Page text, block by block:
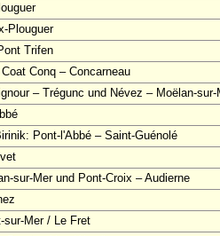
Plouguer
Trifen
Conq – Concarneau
– Trégunc und Névez – Moëlan-sur-
Pont-l'Abbé – Saint-Guénolé
sur-Mer und Pont-Croix – Audierne
sur-Mer / Le Fret